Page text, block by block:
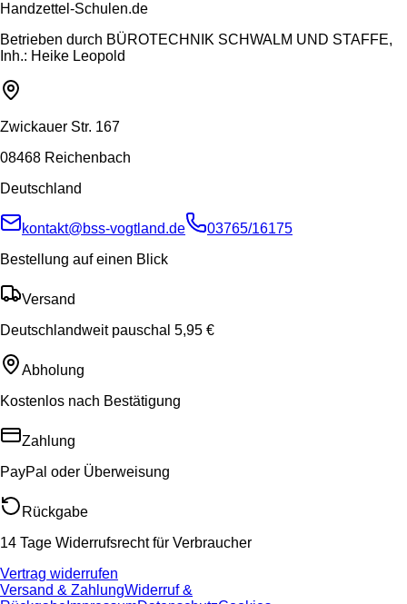
Handzettel-Schulen.de
Betrieben durch BÜROTECHNIK SCHWALM UND STAFFE,
Inh.: Heike Leopold
Zwickauer Str. 167
08468 Reichenbach
Deutschland
kontakt@bss-vogtland.de
03765/16175
Bestellung auf einen Blick
Versand
Deutschlandweit pauschal 5,95 €
Abholung
Kostenlos nach Bestätigung
Zahlung
PayPal oder Überweisung
Rückgabe
14 Tage Widerrufsrecht für Verbraucher
Vertrag widerrufen
Versand & ZahlungWiderruf &